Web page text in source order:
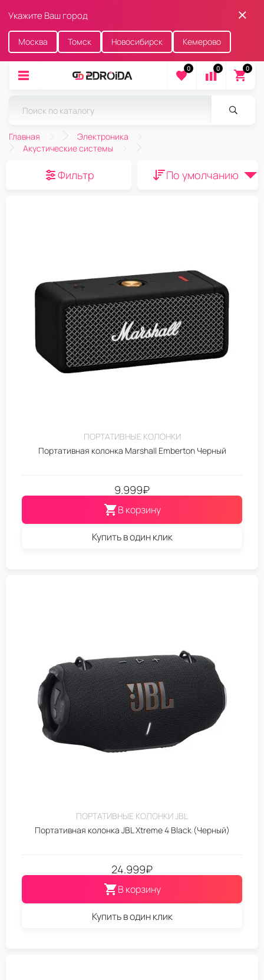
Укажите Ваш город
Москва Томск Новосибирск Кемерово
0 0 0
Главная
Электроника
Акустические системы
Фильтр По умолчанию
ПОРТАТИВНЫЕ КОЛОНКИ
Портативная колонка Marshall Emberton Черный
9.999₽
В корзину
Купить в один клик
ПОРТАТИВНЫЕ КОЛОНКИ JBL
Портативная колонка JBL Xtreme 4 Black (Черный)
24.999₽
В корзину
Купить в один клик